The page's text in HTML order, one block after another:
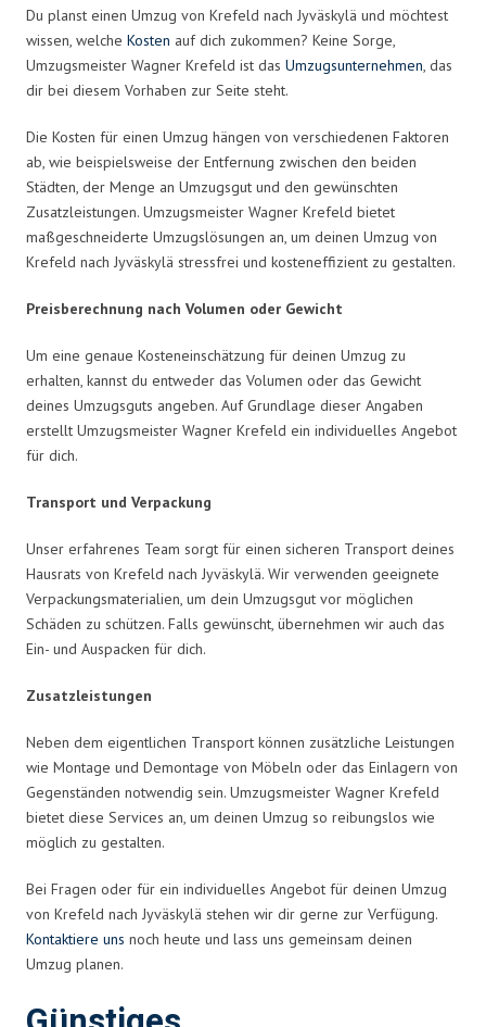
Du planst einen Umzug von Krefeld nach Jyväskylä und möchtest
wissen, welche Kosten auf dich zukommen? Keine Sorge,
Umzugsmeister Wagner Krefeld ist das Umzugsunternehmen, das
dir bei diesem Vorhaben zur Seite steht.
Die Kosten für einen Umzug hängen von verschiedenen Faktoren
ab, wie beispielsweise der Entfernung zwischen den beiden
Städten, der Menge an Umzugsgut und den gewünschten
Zusatzleistungen. Umzugsmeister Wagner Krefeld bietet
maßgeschneiderte Umzugslösungen an, um deinen Umzug von
Krefeld nach Jyväskylä stressfrei und kosteneffizient zu gestalten.
Preisberechnung nach Volumen oder Gewicht
Um eine genaue Kosteneinschätzung für deinen Umzug zu
erhalten, kannst du entweder das Volumen oder das Gewicht
deines Umzugsguts angeben. Auf Grundlage dieser Angaben
erstellt Umzugsmeister Wagner Krefeld ein individuelles Angebot
für dich.
Transport und Verpackung
Unser erfahrenes Team sorgt für einen sicheren Transport deines
Hausrats von Krefeld nach Jyväskylä. Wir verwenden geeignete
Verpackungsmaterialien, um dein Umzugsgut vor möglichen
Schäden zu schützen. Falls gewünscht, übernehmen wir auch das
Ein- und Auspacken für dich.
Zusatzleistungen
Neben dem eigentlichen Transport können zusätzliche Leistungen
wie Montage und Demontage von Möbeln oder das Einlagern von
Gegenständen notwendig sein. Umzugsmeister Wagner Krefeld
bietet diese Services an, um deinen Umzug so reibungslos wie
möglich zu gestalten.
Bei Fragen oder für ein individuelles Angebot für deinen Umzug
von Krefeld nach Jyväskylä stehen wir dir gerne zur Verfügung.
Kontaktiere uns noch heute und lass uns gemeinsam deinen
Umzug planen.